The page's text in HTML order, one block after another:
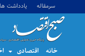
سرمقاله یادداشت ها
خانه اقتصادی